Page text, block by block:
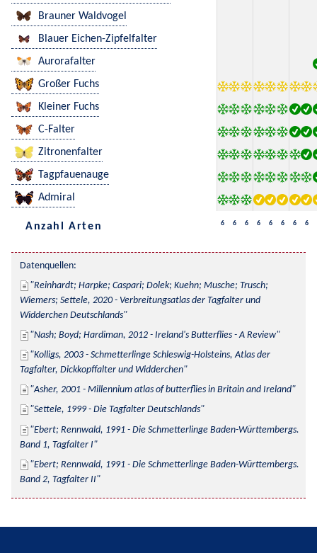
Brauner Waldvogel
Blauer Eichen-Zipfelfalter
Aurorafalter
Großer Fuchs
Kleiner Fuchs
C-Falter
Zitronenfalter
Tagpfauenauge
Admiral
Anzahl Arten 6 6 6 6 6 6 6 6
Datenquellen:
Reinhardt; Harpke; Caspari; Dolek; Kuehn; Musche; Trusch;
Wiemers; Settele, 2020 - Verbreitungsatlas der Tagfalter und
Widderchen Deutschlands
Nash; Boyd; Hardiman, 2012 - Ireland's Butterflies - A Review
Kolligs, 2003 - Schmetterlinge Schleswig-Holsteins, Atlas der
Tagfalter, Dickkopffalter und Widderchen
Asher, 2001 - Millennium atlas of butterflies in Britain and Ireland
Settele, 1999 - Die Tagfalter Deutschlands
Ebert; Rennwald, 1991 - Die Schmetterlinge Baden-Württembergs.
Band 1, Tagfalter I
Ebert; Rennwald, 1991 - Die Schmetterlinge Baden-Württembergs.
Band 2, Tagfalter II